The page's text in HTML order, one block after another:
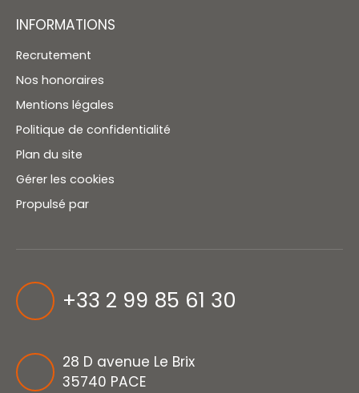
INFORMATIONS
Recrutement
Nos honoraires
Mentions légales
Politique de confidentialité
Plan du site
Gérer les cookies
Propulsé par
+33 2 99 85 61 30
28 D avenue Le Brix
35740 PACE